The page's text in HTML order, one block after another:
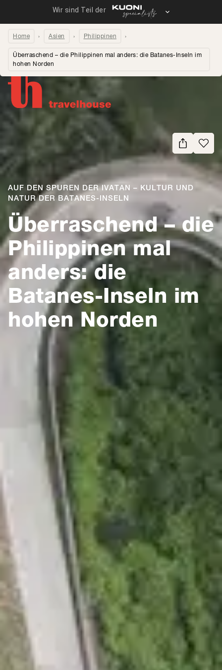
Home Asien Philippinen
Überraschend – die Philippinen mal anders: die Batanes-Inseln im
hohen Norden
Überraschend – die
Philippinen mal
anders: die
Batanes-Inseln im
hohen Norden
AUF DEN SPUREN DER IVATAN – KULTUR UND
NATUR DER BATANES-INSELN